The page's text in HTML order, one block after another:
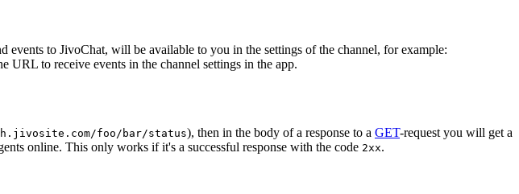
events to JivoChat, will be available to you in the settings of the channel, for example:
URL to receive events in the channel settings in the app.
foo/bar/status), then in the body of a response to a GET-request you will get a
online. This only works if it's a successful response with the code 2xx.